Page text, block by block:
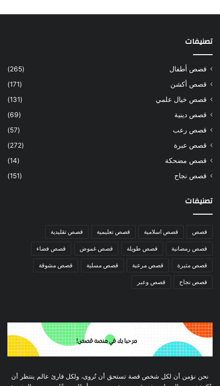
تصنيفات
قصص أطفال
(265)
قصص أكشن
(171)
قصص خيال علمي
(131)
قصص دينية
(69)
قصص رعب
(57)
قصص عبرة
(272)
قصص مضحكة
(14)
قصص نجاح
(151)
تصنيفات
قصص قصص اسلامية قصص تعليمية قصص تقليدية
قصص رمضانية قصص طويلة قصص غموض قصص فضاء
قصص مثيرة قصص مرعبة قصص مسلية قصص مشوقة
قصص نجاح قصص وعبر
نحن نؤمن أن لكل شخص قصة تستحق أن تُروى، ولكل قارئ عالم ينتظر أن